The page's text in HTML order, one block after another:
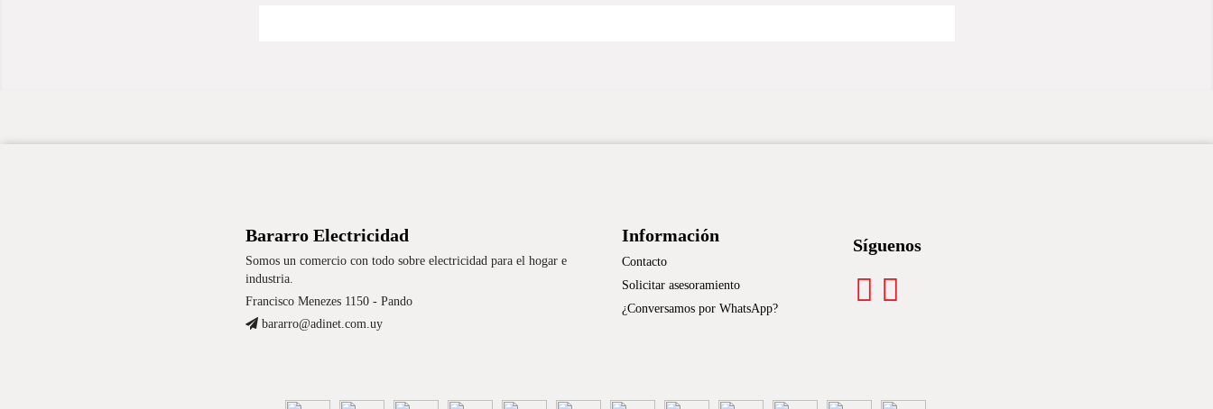
Bararro Electricidad
Somos un comercio con todo sobre electricidad para el hogar e
industria.
Francisco Menezes 1150 - Pando
bararro@adinet.com.uy
Información
Contacto
Solicitar asesoramiento
¿Conversamos por WhatsApp?
Síguenos